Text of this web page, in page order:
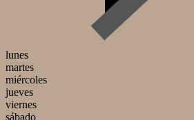
lunes
martes
miércoles
jueves
viernes
sábado